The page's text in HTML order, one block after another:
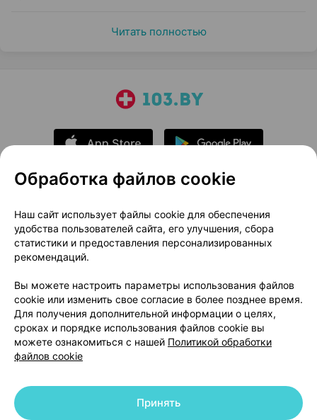
Читать полностью
О проекте
Новости проекта
Размещение рекламы
Медицинский маркетинг
Публичный договор
Доставка
Способы оплаты
Вакансии
Партнеры
Написать руководителю 103.by
Написать в поддержку
Персональные настройки Cookie
© 2026 ООО «Артокс Лаб», УНП 191700409 | 220012, Республика Беларусь,
Обработка файлов cookie
Наш сайт использует файлы cookie для обеспечения
удобства пользователей сайта, его улучшения, сбора
статистики и предоставления персонализированных
рекомендаций.
Вы можете настроить параметры использования файлов
cookie или изменить свое согласие в более позднее время.
Для получения дополнительной информации о целях,
сроках и порядке использования файлов cookie вы
можете ознакомиться с нашей Политикой обработки
файлов cookie
Принять